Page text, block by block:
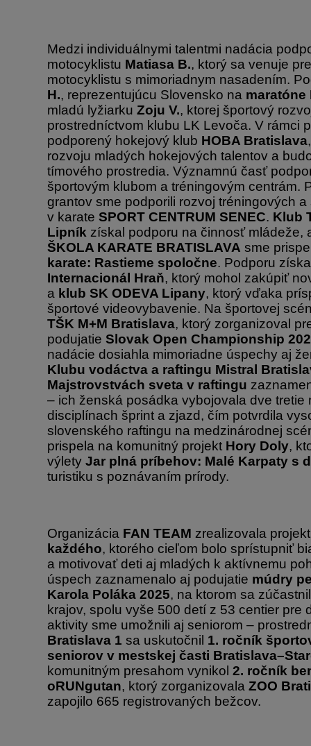
Medzi individuálnymi talentmi nadácia
motocyklistu Matiasa B., ktorý sa venuje
motocyklistu s mimoriadnym nasadením.
H., reprezentujúcu Slovensko na maratóne
mladú lyžiarku Zoju V., ktorej športový
prostredníctvom klubu LK Levoča. V rámci
podporený hokejový klub HOBA Bratislava
rozvoju mladých hokejových talentov a
tímového prostredia. Významnú časť
športovým klubom a tréningovým centrám.
grantov sme podporili rozvoj tréningových
v karate SPORT CENTRUM SENEC. Klub
Lipník získal podporu na činnosť mládeže,
ŠKOLA KARATE BRATISLAVA sme
karate: Rastieme spoločne. Podporu
Internacionál Hraň, ktorý mohol zakúpiť
a klub SK ODEVA Lipany, ktorý vďaka
športové videovybavenie. Na športovej
TŠK M+M Bratislava, ktorý zorganizoval
podujatie Slovak Open Championship
nadácie dosiahla mimoriadne úspechy aj
Klubu vodáctva a raftingu Mistral
Majstrovstvách sveta v raftingu
– ich ženská posádka vybojovala dve tretie
disciplínach šprint a zjazd, čím potvrdila
slovenského raftingu na medzinárodnej
prispela na komunitný projekt Hory Doly,
výlety Jar plná príbehov: Malé Karpaty s
turistiku s poznávaním prírody.
Organizácia FAN TEAM zrealizovala projekt
každého, ktorého cieľom bolo sprístupniť
a motivovať deti aj mladých k aktívnemu
úspech zaznamenalo aj podujatie múdry
Karola Poláka 2025, na ktorom sa
krajov, spolu vyše 500 detí z 53 centier pre
aktivity sme umožnili aj seniorom –
Bratislava 1 sa uskutočnil 1. ročník
seniorov v mestskej časti
komunitným presahom vynikol 2. ročník
oRUNgutan, ktorý zorganizovala ZOO
zapojilo 665 registrovaných bežcov.